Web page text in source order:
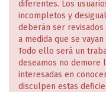
diferentes. Los
incompletos y
deberán ser
a medida que se
Todo ello será un
deseamos no demore
interesadas en
disculpen estas